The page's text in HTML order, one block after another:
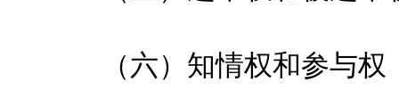
（六）知情权和参与权